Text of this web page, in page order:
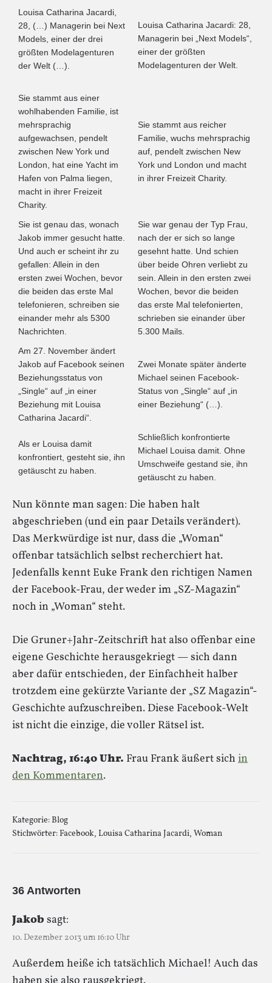
Louisa Catharina Jacardi,
28, (…) Managerin bei Next
Models, einer der drei
größten Modelagenturen
der Welt (…).
Louisa Catharina Jacardi: 28,
Managerin bei „Next Models“,
einer der größten
Modelagenturen der Welt.
Sie stammt aus einer
wohlhabenden Familie, ist
mehrsprachig
aufgewachsen, pendelt
zwischen New York und
London, hat eine Yacht im
Hafen von Palma liegen,
macht in ihrer Freizeit
Charity.
Sie stammt aus reicher
Familie, wuchs mehrsprachig
auf, pendelt zwischen New
York und London und macht
in ihrer Freizeit Charity.
Sie ist genau das, wonach
Jakob immer gesucht hatte.
Und auch er scheint ihr zu
gefallen: Allein in den
ersten zwei Wochen, bevor
die beiden das erste Mal
telefonieren, schreiben sie
einander mehr als 5300
Nachrichten.
Sie war genau der Typ Frau,
nach der er sich so lange
gesehnt hatte. Und schien
über beide Ohren verliebt zu
sein. Allein in den ersten zwei
Wochen, bevor die beiden
das erste Mal telefonierten,
schrieben sie einander über
5.300 Mails.
Am 27. November ändert
Jakob auf Facebook seinen
Beziehungsstatus von
„Single“ auf „in einer
Beziehung mit Louisa
Catharina Jacardi“.
Zwei Monate später änderte
Michael seinen Facebook-
Status von „Single“ auf „in
einer Beziehung“ (…).
Als er Louisa damit
konfrontiert, gesteht sie, ihn
getäuscht zu haben.
Schließlich konfrontierte
Michael Louisa damit. Ohne
Umschweife gestand sie, ihn
getäuscht zu haben.
Nun könnte man sagen: Die haben halt
abgeschrieben (und ein paar Details verändert).
Das Merkwürdige ist nur, dass die „Woman“
offenbar tatsächlich selbst recherchiert hat.
Jedenfalls kennt Euke Frank den richtigen Namen
der Facebook-Frau, der weder im „SZ-Magazin“
noch in „Woman“ steht.
Die Gruner+Jahr-Zeitschrift hat also offenbar eine
eigene Geschichte herausgekriegt — sich dann
aber dafür entschieden, der Einfachheit halber
trotzdem eine gekürzte Variante der „SZ Magazin“-
Geschichte aufzuschreiben. Diese Facebook-Welt
ist nicht die einzige, die voller Rätsel ist.
Nachtrag, 16:40 Uhr. Frau Frank äußert sich in
den Kommentaren.
Kategorie:Blog
Stichwörter:Facebook, Louisa Catharina Jacardi, Woman
36 Antworten
Jakob sagt:
10. Dezember 2013 um 16:10 Uhr
Außerdem heiße ich tatsächlich Michael! Auch das